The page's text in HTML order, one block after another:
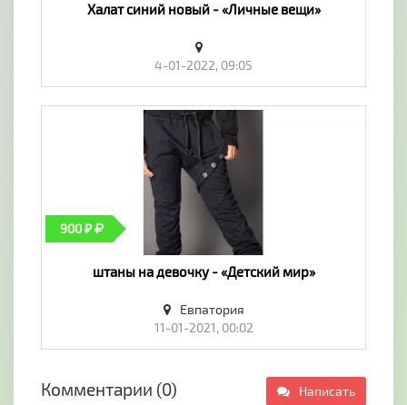
Халат синий новый - «Личные вещи»
4-01-2022, 09:05
900 ₽
штаны на девочку - «Детский мир»
Евпатория
11-01-2021, 00:02
Комментарии (0) Написать